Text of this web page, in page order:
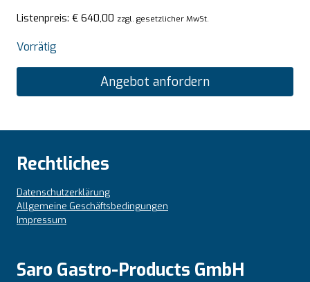
Listenpreis: € 640,00 zzgl. gesetzlicher MwSt.
Vorrätig
Angebot anfordern
Rechtliches
Datenschutzerklärung
Allgemeine Geschäftsbedingungen
Impressum
Saro Gastro-Products GmbH